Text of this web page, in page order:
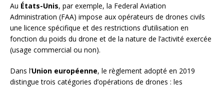
Au États-Unis, par exemple, la Federal Aviation
Administration (FAA) impose aux opérateurs de drones civils
une licence spécifique et des restrictions d’utilisation en
fonction du poids du drone et de la nature de l’activité exercée
(usage commercial ou non).
Dans l’Union européenne, le règlement adopté en 2019
distingue trois catégories d’opérations de drones : les